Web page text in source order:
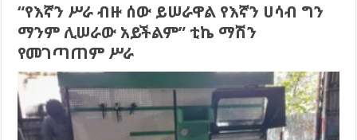
“የእኛን ሥራ ብዙ ሰው ይሠራዋል የእኛን ሀሳብ ግን
ማንም ሊሠራው አይችልም” ቲኬ ማሽን
የመገጣጠም ሥራ